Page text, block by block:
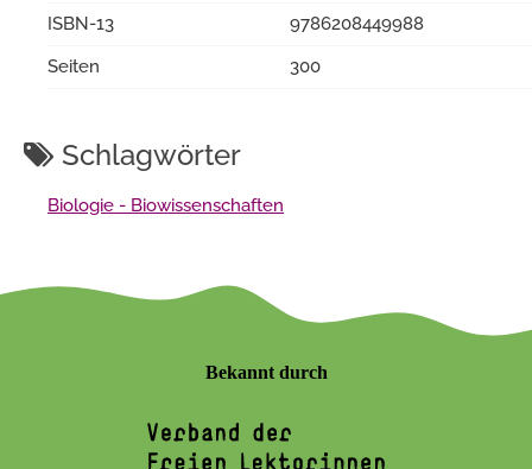
ISBN-13
9786208449988
Seiten
300
Schlagwörter
Biologie - Biowissenschaften
Bekannt durch